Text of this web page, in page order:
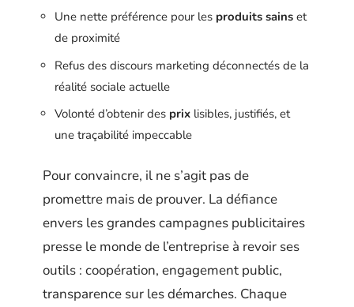
Une nette préférence pour les produits sains et
de proximité
Refus des discours marketing déconnectés de la
réalité sociale actuelle
Volonté d’obtenir des prix lisibles, justifiés, et
une traçabilité impeccable
Pour convaincre, il ne s’agit pas de
promettre mais de prouver. La défiance
envers les grandes campagnes publicitaires
presse le monde de l’entreprise à revoir ses
outils : coopération, engagement public,
transparence sur les démarches. Chaque